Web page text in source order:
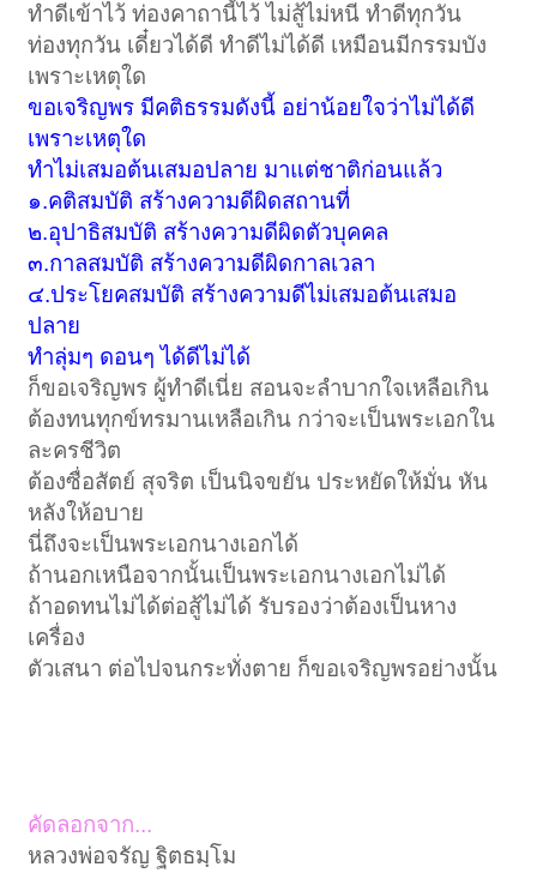
ทำดีเข้าไว้ ท่องคาถานี้ไว้ ไม่สู้ไม่หนี ทำดีทุกวัน
ท่องทุกวัน เดี๋ยวได้ดี ทำดีไม่ได้ดี เหมือนมีกรรมบัง
เพราะเหตุใด
ขอเจริญพร มีคติธรรมดังนี้ อย่าน้อยใจว่าไม่ได้ดี
เพราะเหตุใด
ทำไม่เสมอต้นเสมอปลาย มาแต่ชาติก่อนแล้ว
๑.คติสมบัติ สร้างความดีผิดสถานที่
๒.อุปาธิสมบัติ สร้างความดีผิดตัวบุคคล
๓.กาลสมบัติ สร้างความดีผิดกาลเวลา
๔.ประโยคสมบัติ สร้างความดีไม่เสมอต้นเสมอ
ปลาย
ทำลุ่มๆ ดอนๆ ได้ดีไม่ได้
ก็ขอเจริญพร ผู้ทำดีเนี่ย สอนจะลำบากใจเหลือเกิน
ต้องทนทุกข์ทรมานเหลือเกิน กว่าจะเป็นพระเอกใน
ละครชีวิต
ต้องซื่อสัตย์ สุจริต เป็นนิจขยัน ประหยัดให้มั่น หัน
หลังให้อบาย
นี่ถึงจะเป็นพระเอกนางเอกได้
ถ้านอกเหนือจากนั้นเป็นพระเอกนางเอกไม่ได้
ถ้าอดทนไม่ได้ต่อสู้ไม่ได้ รับรองว่าต้องเป็นหาง
เครื่อง
ตัวเสนา ต่อไปจนกระทั่งตาย ก็ขอเจริญพรอย่างนั้น
คัดลอกจาก...
หลวงพ่อจรัญ ฐิตธมฺโม